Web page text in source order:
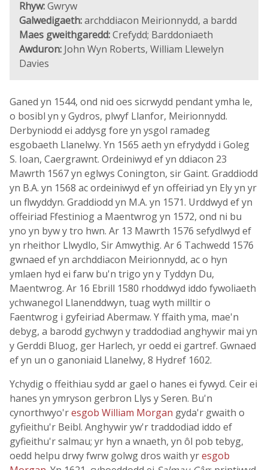
Rhyw:Gwryw
Galwedigaeth:archddiacon Meirionnydd, a bardd
Maes gweithgaredd:Crefydd; Barddoniaeth
Awduron: John Wyn Roberts, William Llewelyn
Davies
Ganed yn 1544, ond nid oes sicrwydd pendant ymha le,
o bosibl yn y Gydros, plwyf Llanfor, Meirionnydd.
Derbyniodd ei addysg fore yn ysgol ramadeg
esgobaeth Llanelwy. Yn 1565 aeth yn efrydydd i Goleg
S. Ioan, Caergrawnt. Ordeiniwyd ef yn ddiacon 23
Mawrth 1567 yn eglwys Conington, sir Gaint. Graddiodd
yn B.A. yn 1568 ac ordeiniwyd ef yn offeiriad yn Ely yn yr
un flwyddyn. Graddiodd yn M.A. yn 1571. Urddwyd ef yn
offeiriad Ffestiniog a Maentwrog yn 1572, ond ni bu
yno yn byw y tro hwn. Ar 13 Mawrth 1576 sefydlwyd ef
yn rheithor Llwydlo, Sir Amwythig. Ar 6 Tachwedd 1576
gwnaed ef yn archddiacon Meirionnydd, ac o hyn
ymlaen hyd ei farw bu'n trigo yn y Tyddyn Du,
Maentwrog. Ar 16 Ebrill 1580 rhoddwyd iddo fywoliaeth
ychwanegol Llanenddwyn, tuag wyth milltir o
Faentwrog i gyfeiriad Abermaw. Y ffaith yma, mae'n
debyg, a barodd gychwyn y traddodiad anghywir mai yn
y Gerddi Bluog, ger Harlech, yr oedd ei gartref. Gwnaed
ef yn un o ganoniaid Llanelwy, 8 Hydref 1602.
Ychydig o ffeithiau sydd ar gael o hanes ei fywyd. Ceir ei
hanes yn ymryson gerbron Llys y Seren. Bu'n
cynorthwyo'resgob William Morgan gyda'r gwaith o
gyfieithu'r Beibl. Anghywir yw'r traddodiad iddo ef
gyfieithu'r salmau; yr hyn a wnaeth, yn ôl pob tebyg,
oedd helpu drwy fwrw golwg dros waith yresgob